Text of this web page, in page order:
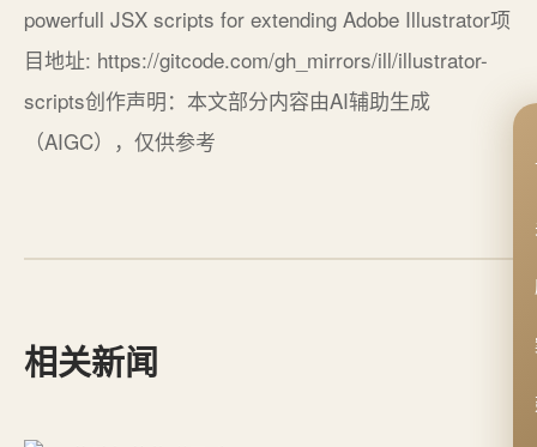
powerfull JSX scripts for extending Adobe Illustrator项
目地址: https://gitcode.com/gh_mirrors/ill/illustrator-
scripts创作声明：本文部分内容由AI辅助生成
（AIGC），仅供参考
相关新闻